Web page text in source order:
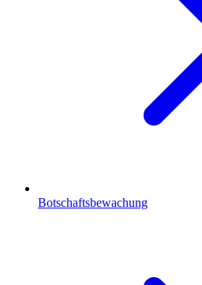
Botschaftsbewachung